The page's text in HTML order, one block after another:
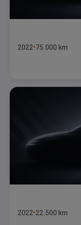
2022 75.000 km
2022 22.500 km